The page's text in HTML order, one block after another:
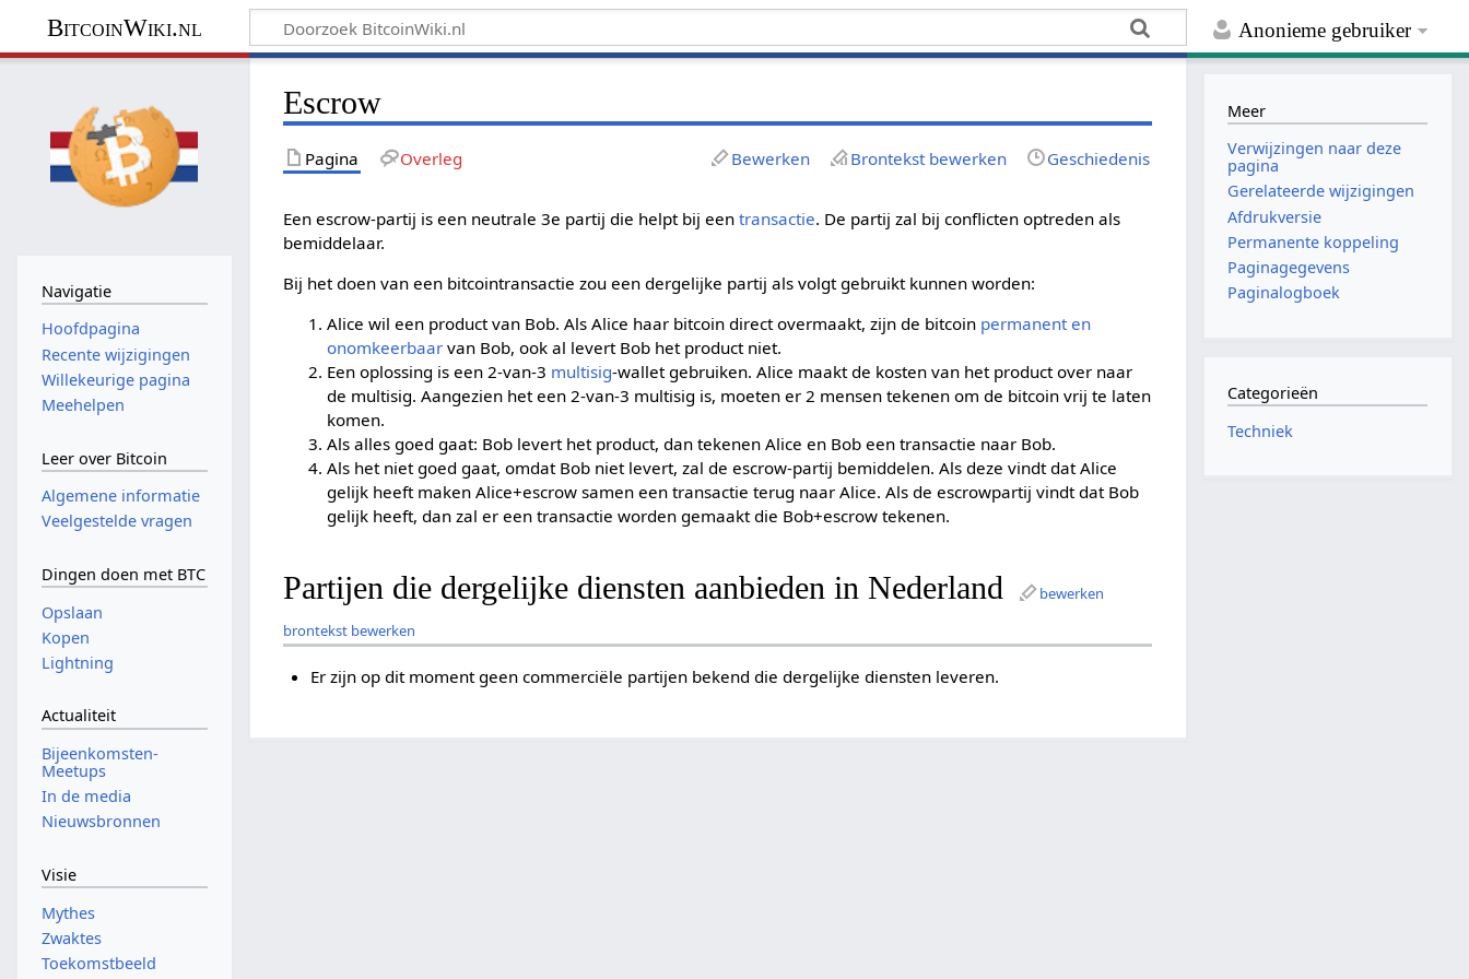
Anonieme gebruiker
BitcoinWiki.nl
Escrow
Pagina Overleg Bewerken Brontekst bewerken Geschiedenis
Een escrow-partij is een neutrale 3e partij die helpt bij eentransactie. De partij zal bij conflicten optreden als
bemiddelaar.
Bij het doen van een bitcointransactie zou een dergelijke partij als volgt gebruikt kunnen worden:
Alice wil een product van Bob. Als Alice haar bitcoin direct overmaakt, zijn de bitcoin permanent en
onomkeerbaar van Bob, ook al levert Bob het product niet.
Een oplossing is een 2-van-3 multisig-wallet gebruiken. Alice maakt de kosten van het product over naar
de multisig. Aangezien het een 2-van-3 multisig is, moeten er 2 mensen tekenen om de bitcoin vrij te laten
komen.
Als alles goed gaat: Bob levert het product, dan tekenen Alice en Bob een transactie naar Bob.
Als het niet goed gaat, omdat Bob niet levert, zal de escrow-partij bemiddelen. Als deze vindt dat Alice
gelijk heeft maken Alice+escrow samen een transactie terug naar Alice. Als de escrowpartij vindt dat Bob
gelijk heeft, dan zal er een transactie worden gemaakt die Bob+escrow tekenen.
Partijen die dergelijke diensten aanbieden in Nederland
bewerken
brontekst bewerken
Er zijn op dit moment geen commerciële partijen bekend die dergelijke diensten leveren.
Navigatie
Hoofdpagina
Recente wijzigingen
Willekeurige pagina
Meehelpen
Leer over Bitcoin
Algemene informatie
Veelgestelde vragen
Dingen doen met BTC
Opslaan
Kopen
Lightning
Actualiteit
Bijeenkomsten-
Meetups
In de media
Nieuwsbronnen
Visie
Mythes
Zwaktes
Toekomstbeeld
Meer
Verwijzingen naar deze
pagina
Gerelateerde wijzigingen
Afdrukversie
Permanente koppeling
Paginagegevens
Paginalogboek
Categorieën
Techniek